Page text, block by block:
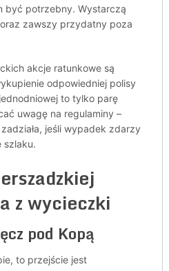
być potrzebny. Wystarczą
zawszy przydatny poza
akcje ratunkowe są
odpowiedniej polisy
to tylko parę
uwagę na regulaminy –
jeśli wypadek zdarzy
szlaku.
z wycieczki
pod Kopą
to przejście jest